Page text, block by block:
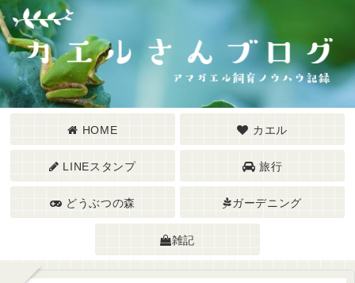
HOME カエル
LINEスタンプ 旅行
どうぶつの森 ガーデニング
雑記